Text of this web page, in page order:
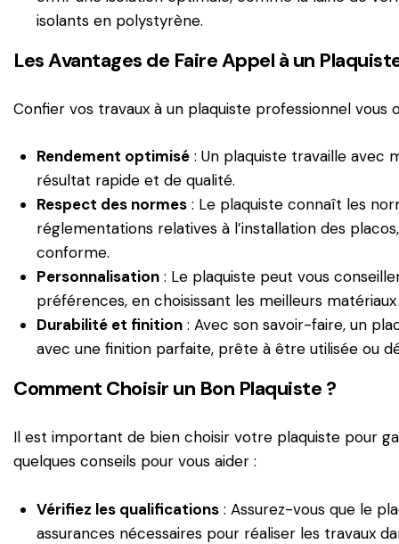
isolants en polystyrène.
Les Avantages de Faire Appel à un
Confier vos travaux à un plaquiste professionnel vous
Rendement optimisé: Un plaquiste travaille avec
résultat rapide et de qualité.
Respect des normes: Le plaquiste connaît les
réglementations relatives à l’installation des
conforme.
Personnalisation : Le plaquiste peut vous
préférences, en choisissant les meilleurs
Durabilité et finition: Avec son savoir-faire, un
avec une finition parfaite, prête à être utilisée ou
Comment Choisir un Bon Plaquiste ?
Il est important de bien choisir votre plaquiste pour
quelques conseils pour vous aider :
Vérifiez les qualifications: Assurez-vous que le
assurances nécessaires pour réaliser les travaux